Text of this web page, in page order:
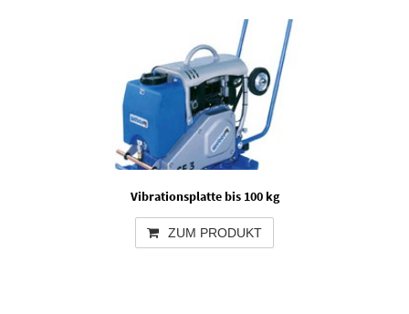
Vibrationsplatte bis 100 kg
ZUM PRODUKT